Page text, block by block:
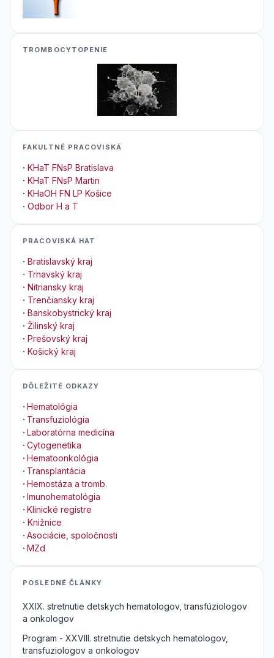
TROMBOCYTOPENIE
FAKULTNÉ PRACOVISKÁ
· KHaT FNsP Bratislava
· KHaT FNsP Martin
· KHaOH FN LP Košice
· Odbor H a T
PRACOVISKÁ HAT
· Bratislavský kraj
· Trnavský kraj
· Nitriansky kraj
· Trenčiansky kraj
· Banskobystrický kraj
· Žilinský kraj
· Prešovský kraj
· Košický kraj
DÔLEŽITÉ ODKAZY
· Hematológia
· Transfuziológia
· Laboratórna medicína
· Cytogenetika
· Hematoonkológia
· Transplantácia
· Hemostáza a tromb.
· Imunohematológia
· Klinické registre
· Knižnice
· Asociácie, spoločnosti
· MZd
POSLEDNÉ ČLÁNKY
XXIX. stretnutie detskych hematologov, transfúziologov
a onkologov
Program - XXVIII. stretnutie detskych hematologov,
transfuziologov a onkologov